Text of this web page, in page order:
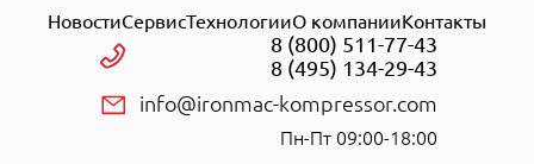
НовостиСервисТехнологииО компанииКонтакты
8 (800) 511-77-43
8 (495) 134-29-43
info@ironmac-kompressor.com
Пн-Пт 09:00-18:00